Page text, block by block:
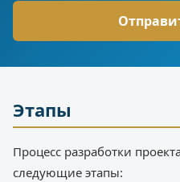
Этапы
Процесс разработки
следующие этапы: